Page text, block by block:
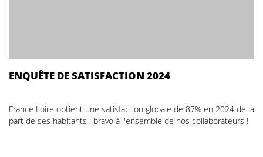
ENQUÊTE DE SATISFACTION 2024
France Loire obtient une satisfaction globale de 87% en 2024 de la
part de ses habitants : bravo à l'ensemble de nos collaborateurs !